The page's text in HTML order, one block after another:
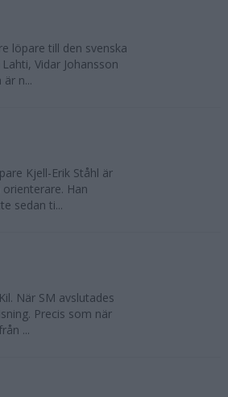
löpare till den svenska
Vidar Johansson
n...
Kjell-Erik Ståhl är
Han
sedan ti...
När SM avslutades
Precis som när
...